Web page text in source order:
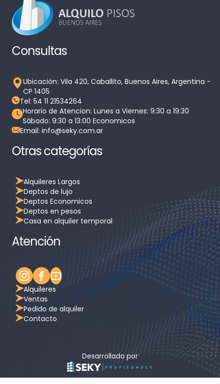
Consultas
Ubicación: Vila 420, Caballito, Buenos Aires, Argentina -
CP 1405
Tel: 54 11 21534264
Horario de Atencion: Lunes a Viernes: 9:30 a 19:30
Sábado: 9:30 a 13:00 Economicos
Email: info@seky.com.ar
Otras categorías
Alquileres Largos
Deptos de lujo
Deptos Economicos
Deptos en pesos
Casa en alquiler temporal
Atención
Alquileres
Ventas
Pedido de alquiler
Contacto
Desarrollado por